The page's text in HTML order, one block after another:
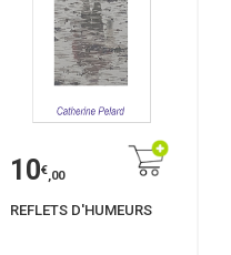
10€,00
REFLETS D'HUMEURS